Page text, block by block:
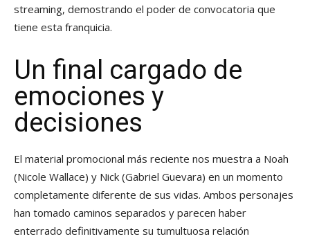
streaming, demostrando el poder de convocatoria que
tiene esta franquicia.
Un final cargado de
emociones y
decisiones
El material promocional más reciente nos muestra a Noah
(Nicole Wallace) y Nick (Gabriel Guevara) en un momento
completamente diferente de sus vidas. Ambos personajes
han tomado caminos separados y parecen haber
enterrado definitivamente su tumultuosa relación